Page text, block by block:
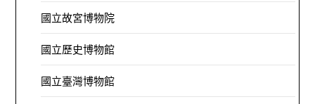
國立故宮博物院
國立歷史博物館
國立臺灣博物館